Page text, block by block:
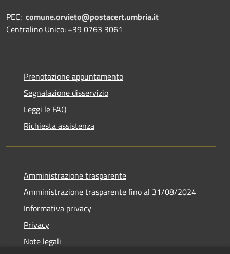
PEC: comune.orvieto@postacert.umbria.it
Centralino Unico: +39 0763 3061
Prenotazione appuntamento
Segnalazione disservizio
Leggi le FAQ
Richiesta assistenza
Amministrazione trasparente
Amministrazione trasparente fino al 31/08/2024
Informativa privacy
Privacy
Note legali